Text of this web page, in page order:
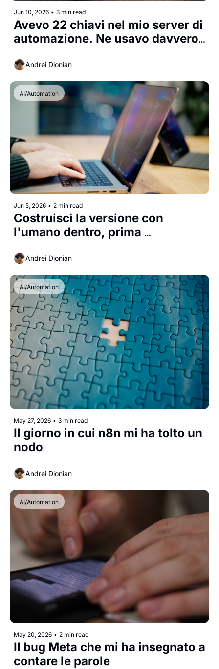
Jun 10, 2026 • 3 min read
Avevo 22 chiavi nel mio server di
automazione. Ne usavo davvero
Andrei Dionian
AI/Automation
Jun 5, 2026 • 2 min read
Costruisci la versione con
l'umano dentro, prima
Andrei Dionian
AI/Automation
May 27, 2026 • 3 min read
Il giorno in cui n8n mi ha tolto un
nodo
Andrei Dionian
AI/Automation
May 20, 2026 • 2 min read
Il bug Meta che mi ha insegnato a
contare le parole